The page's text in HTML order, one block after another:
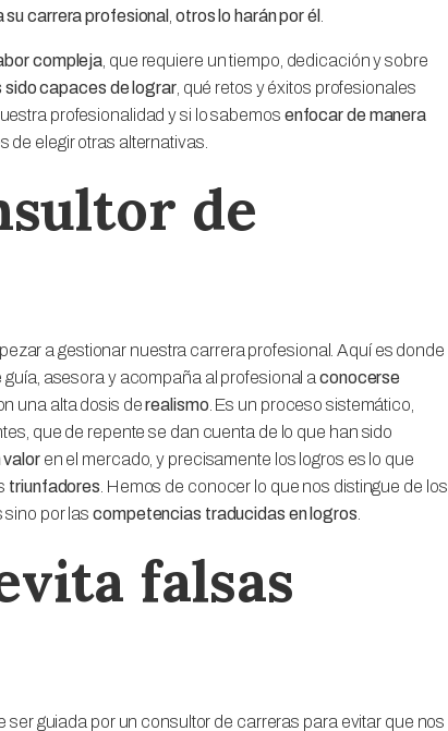
su carrera profesional otros lo harán por él
compleja , que requiere un tiempo, dedicación y sobre
sido capaces de lograr, qué retos y éxitos profesionales
profesionalidad y si lo sabemos enfocar de manera
de elegir otras alternativas.
de
a gestionar nuestra carrera profesional. Aquí es donde
guía, asesora y acompaña al profesional aconocerse
una alta dosis derealismo . Es un proceso sistemático,
que de repente se dan cuenta de lo que han sido
valoren el mercado, y precisamente los logros es lo que
triunfadores . Hemos de conocer lo que nos distingue de los
sino por lascompetencias traducidas en logros
falsas
ser guiada por un consultor de carreras para evitar que nos